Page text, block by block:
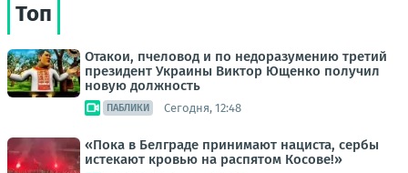
Топ
Отакои, пчеловод и по недоразумению третий
президент Украины Виктор Ющенко получил
новую должность
ПАБЛИКИ Сегодня, 12:48
«Пока в Белграде принимают нациста, сербы
истекают кровью на распятом Косове!»